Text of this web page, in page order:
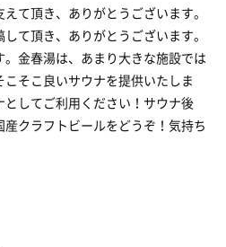
て頂き、ありがとうございます。
て頂き、ありがとうございます。
金春湯は、あまり大きな施設では
そこ良いサウナを提供いたしま
してご利用ください！サウナ後
クラフトビールをどうぞ！気持ち